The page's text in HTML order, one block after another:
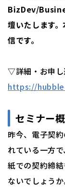
BizDev/
壇いたします
信です。
▽詳細・お申し
https://
セミナー
昨今、電子契
れている一方
紙での契約締
ないでしょうか